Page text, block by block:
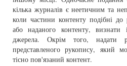
кілька журналів є неетичним та
коли частини контенту подібні до
або наданого контенту,
джерела. Окрім того, надати
представленого рукопису, який
тісно пов'язаний контент.